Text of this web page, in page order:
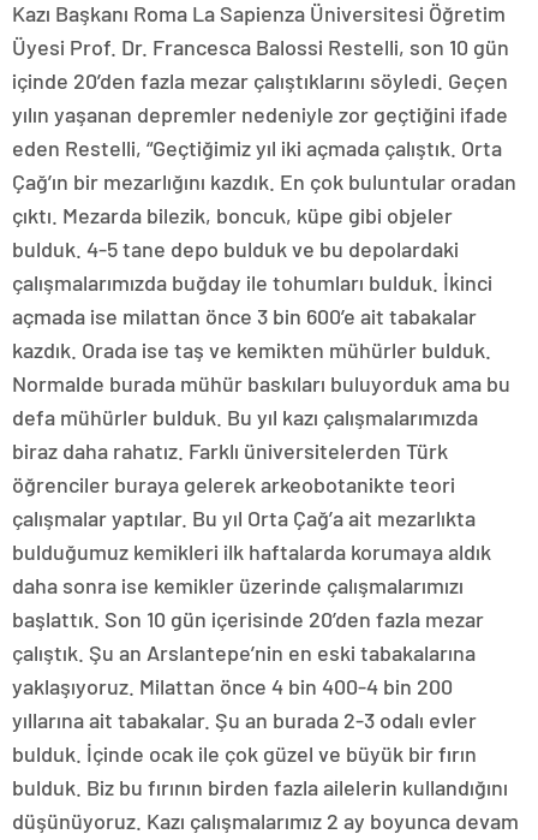
Kazı Başkanı Roma La Sapienza Üniversitesi Öğretim
Üyesi Prof. Dr. Francesca Balossi Restelli, son 10 gün
içinde 20’den fazla mezar çalıştıklarını söyledi. Geçen
yılın yaşanan depremler nedeniyle zor geçtiğini ifade
eden Restelli, “Geçtiğimiz yıl iki açmada çalıştık. Orta
Çağ’ın bir mezarlığını kazdık. En çok buluntular oradan
çıktı. Mezarda bilezik, boncuk, küpe gibi objeler
bulduk. 4-5 tane depo bulduk ve bu depolardaki
çalışmalarımızda buğday ile tohumları bulduk. İkinci
açmada ise milattan önce 3 bin 600’e ait tabakalar
kazdık. Orada ise taş ve kemikten mühürler bulduk.
Normalde burada mühür baskıları buluyorduk ama bu
defa mühürler bulduk. Bu yıl kazı çalışmalarımızda
biraz daha rahatız. Farklı üniversitelerden Türk
öğrenciler buraya gelerek arkeobotanikte teori
çalışmalar yaptılar. Bu yıl Orta Çağ’a ait mezarlıkta
bulduğumuz kemikleri ilk haftalarda korumaya aldık
daha sonra ise kemikler üzerinde çalışmalarımızı
başlattık. Son 10 gün içerisinde 20’den fazla mezar
çalıştık. Şu an Arslantepe’nin en eski tabakalarına
yaklaşıyoruz. Milattan önce 4 bin 400-4 bin 200
yıllarına ait tabakalar. Şu an burada 2-3 odalı evler
bulduk. İçinde ocak ile çok güzel ve büyük bir fırın
bulduk. Biz bu fırının birden fazla ailelerin kullandığını
düşünüyoruz. Kazı çalışmalarımız 2 ay boyunca devam